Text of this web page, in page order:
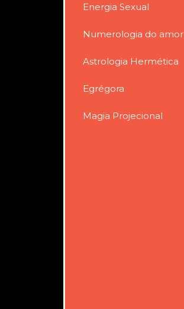
Energia Sexual
Numerologia do amor
Astrologia Hermética
Egrégora
Magia Projecional